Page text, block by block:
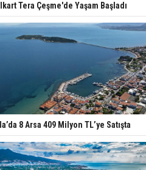
Tera Çeşme'de Yaşam Başladı
8 Arsa 409 Milyon TL’ye Satışta